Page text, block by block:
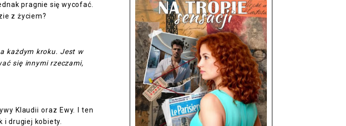
pragnie się wycofać.
z życiem?
każdym kroku. Jest w
się innymi rzeczami,
Klaudii oraz Ewy. I ten
i drugiej kobiety.